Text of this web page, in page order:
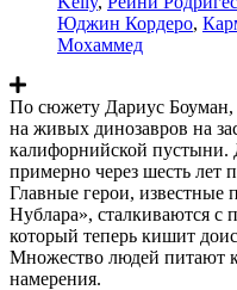
Юджин Кордеро,
Мохаммед
По сюжету Дариус Боуман,
на живых динозавров на
калифорнийской пустыни.
примерно через шесть лет
Главные герои, известные
Нублара», сталкиваются с
который теперь кишит
Множество людей питают
намерения.